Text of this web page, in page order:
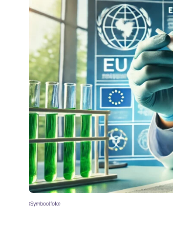
(Symboolfoto)